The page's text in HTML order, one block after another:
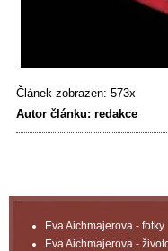
Článek zobrazen: 573x
Autor článku: redakce
Eva Aichmajerova - fotky
Eva Aichmajerova -